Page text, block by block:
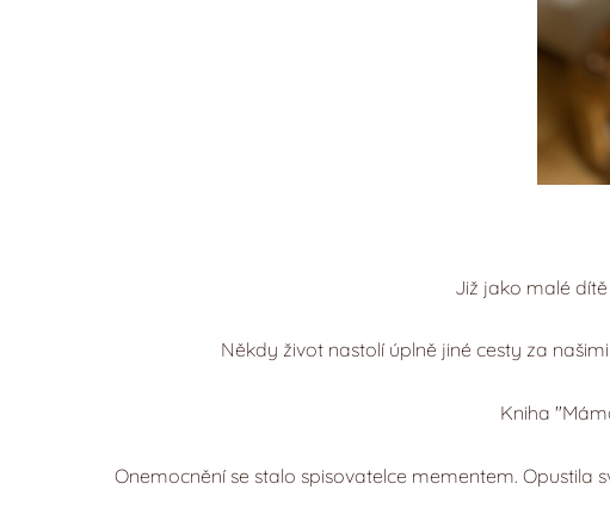
Již jako malé
Někdy život nastolí úplně jiné cesty za
Kniha
Onemocnění se stalo spisovatelce mementem. Opustila